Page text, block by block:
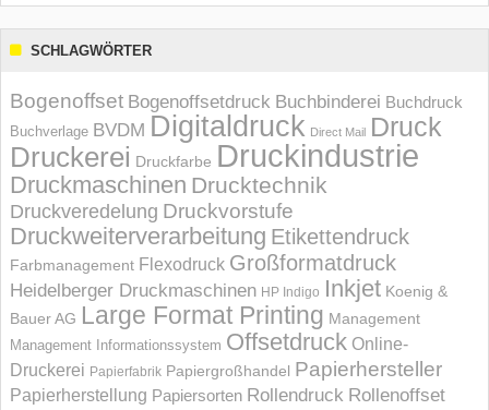
SCHLAGWÖRTER
Bogenoffset Bogenoffsetdruck Buchbinderei Buchdruck
Buchverlage BVDM Digitaldruck Direct Mail Druck
Druckerei Druckfarbe Druckindustrie
Druckmaschinen Drucktechnik
Druckveredelung Druckvorstufe
Druckweiterverarbeitung Etikettendruck
Farbmanagement Flexodruck Großformatdruck
Heidelberger Druckmaschinen HP Indigo Inkjet Koenig &
Bauer AG Large Format Printing Management
Management Informations­system Offsetdruck Online-
Druckerei Papierfabrik Papiergroßhandel Papierhersteller
Papierherstellung Papiersorten Rollendruck Rollenoffset